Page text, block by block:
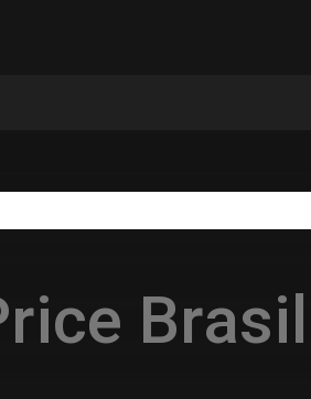
Brasil